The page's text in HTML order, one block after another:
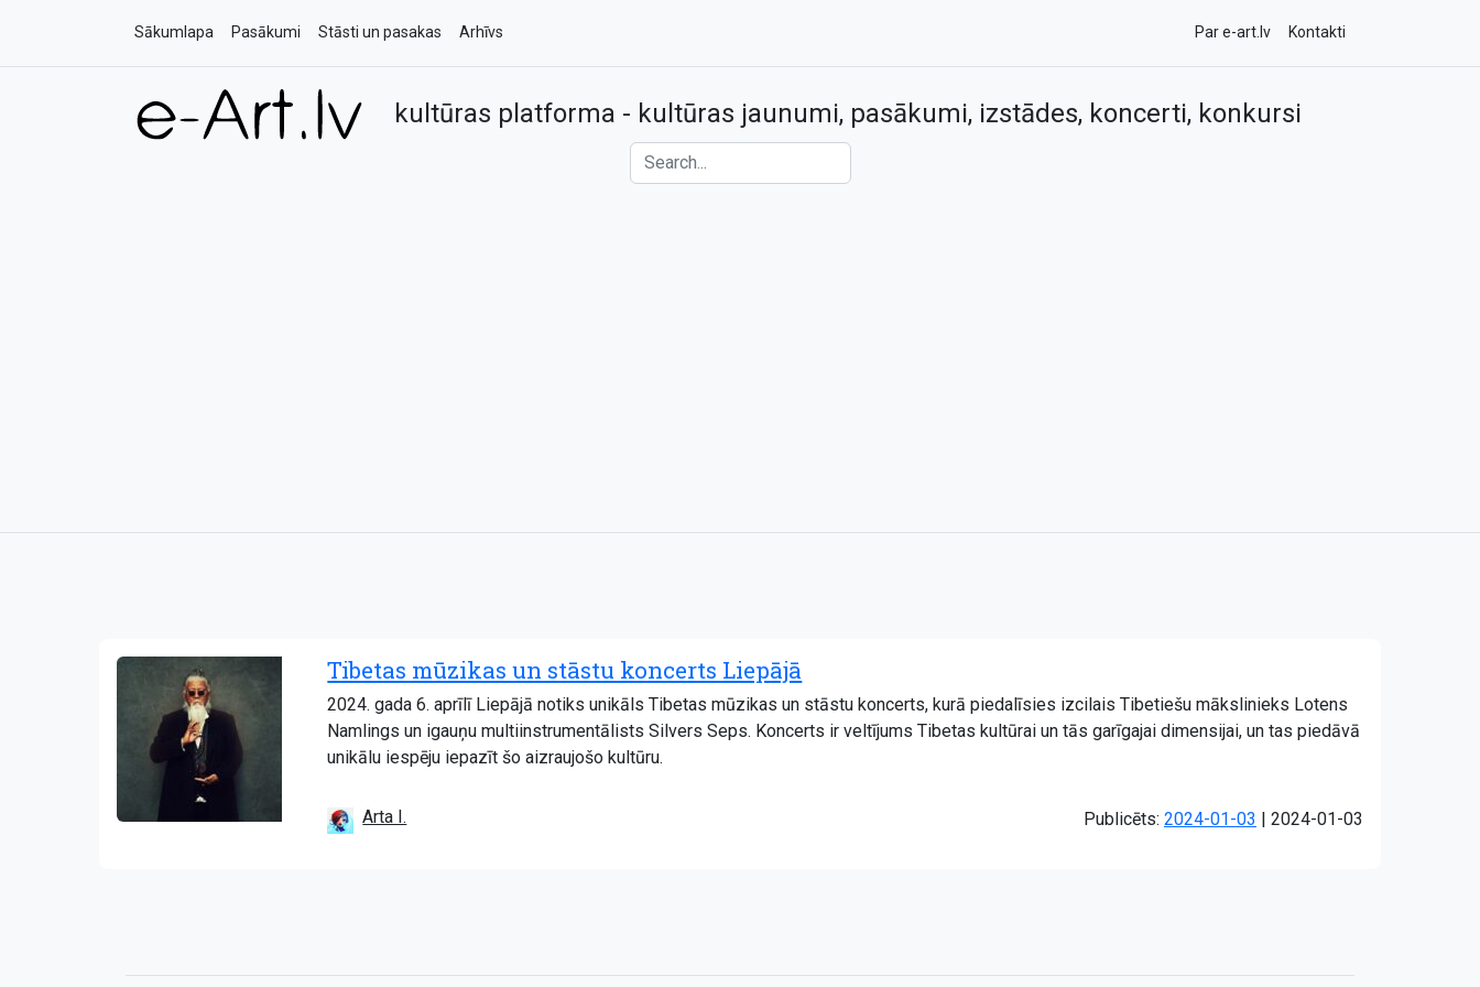
Sākumlapa Pasākumi Stāsti un pasakas Arhīvs Par e-art.lv Kontakti
kultūras platforma - kultūras jaunumi, pasākumi, izstādes, koncerti, konkursi
Tibetas mūzikas un stāstu koncerts Liepājā
2024. gada 6. aprīlī Liepājā notiks unikāls Tibetas mūzikas un stāstu koncerts, kurā piedalīsies izcilais Tibetiešu mākslinieks Lotens
Namlings un igauņu multiinstrumentālists Silvers Seps. Koncerts ir veltījums Tibetas kultūrai un tās garīgajai dimensijai, un tas piedāvā
unikālu iespēju iepazīt šo aizraujošo kultūru.
Arta I. Publicēts: 2024-01-03 Atjaunots:
2024-01-03